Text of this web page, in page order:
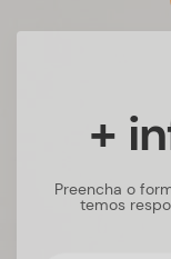
+
Preencha o
temos